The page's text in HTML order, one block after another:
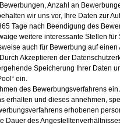
Anzahl an
wir uns vor, Ihre Daten zur
Tage nach Beendigung des
weitere interessante Stellen für
auch für Bewerbung auf einen
Akzeptieren der
Speicherung Ihrer Daten
ein.
des Bewerbungsverfahrens ein
erhalten und dieses annehmen,
erhobenen
Dauer des